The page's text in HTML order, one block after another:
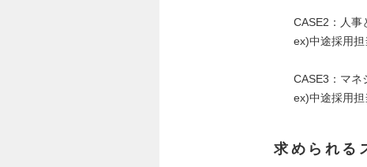
CASE2：人事
ex)中途採用
CASE3：マネ
ex)中途採用
求められる